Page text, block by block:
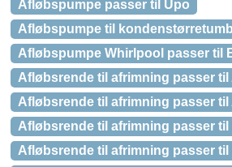
Afløbspumpe passer til Upo
Afløbspumpe til
Afløbspumpe Whirlpool passer til
Afløbsrende til afrimning passer til
Afløbsrende til afrimning passer til
Afløbsrende til afrimning passer til
Afløbsrende til afrimning passer til